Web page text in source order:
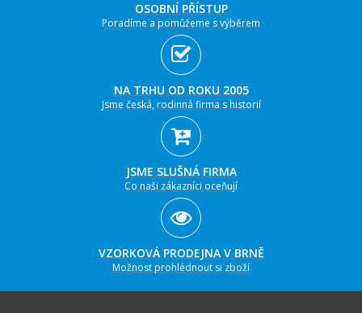
OSOBNÍ PŘÍSTUP
Poradíme a pomůžeme s výběrem
NA TRHU OD ROKU 2005
Jsme česká, rodinná firma s historií
JSME SLUŠNÁ FIRMA
Co naši zákazníci oceňují
VZORKOVÁ PRODEJNA V BRNĚ
Možnost prohlédnout si zboží